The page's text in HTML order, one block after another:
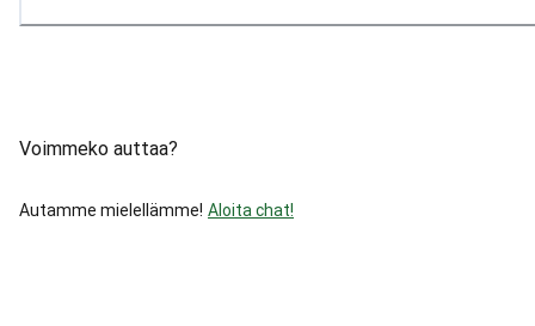
Voimmeko auttaa?
Autamme mielellämme! Aloita chat!